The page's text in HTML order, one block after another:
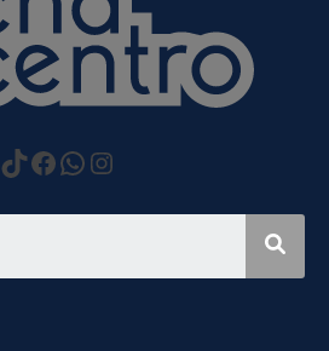
https://
Facebook
WhatsApp
Instagram